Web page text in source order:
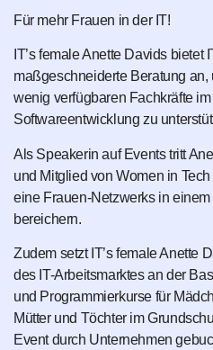
Für mehr Frauen in der IT!
IT’s female Anette Davids bietet
maßgeschneiderte Beratung
wenig verfügbaren Fachkräfte
Softwareentwicklung zu
Als Speakerin auf Events tritt
und Mitglied von Women in
eine Frauen-Netzwerks in
bereichern.
Zudem setzt IT’s female Anette
des IT-Arbeitsmarktes an der
und Programmierkurse für
Mütter und Töchter im
Event durch Unternehmen